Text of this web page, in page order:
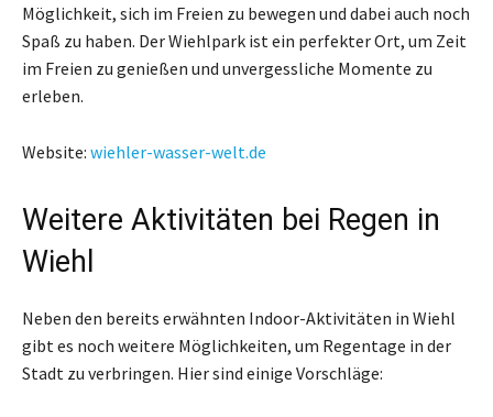
Möglichkeit, sich im Freien zu bewegen und dabei auch noch
Spaß zu haben. Der Wiehlpark ist ein perfekter Ort, um Zeit
im Freien zu genießen und unvergessliche Momente zu
erleben.
Website: wiehler-wasser-welt.de
Weitere Aktivitäten bei Regen in
Wiehl
Neben den bereits erwähnten Indoor-Aktivitäten in Wiehl
gibt es noch weitere Möglichkeiten, um Regentage in der
Stadt zu verbringen. Hier sind einige Vorschläge: